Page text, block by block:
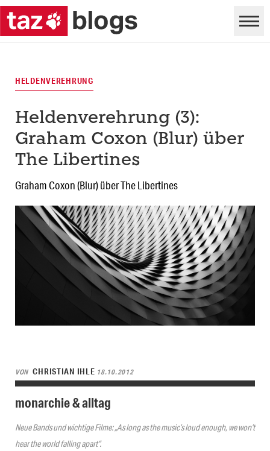
HELDENVEREHRUNG
Heldenverehrung (3):
Graham Coxon (Blur) über
The Libertines
Graham Coxon (Blur) über The Libertines
VON CHRISTIAN IHLE 18.10.2012
monarchie & alltag
Neue Bands und wichtige Filme: „As long as the music’s loud enough, we won’t
hear the world falling apart“.